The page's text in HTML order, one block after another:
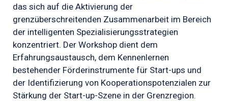
das sich auf die Aktivierung der
grenzüberschreitenden Zusammenarbeit im Bereich
der intelligenten Spezialisierungsstrategien
konzentriert. Der Workshop dient dem
Erfahrungsaustausch, dem Kennenlernen
bestehender Förderinstrumente für Start-ups und
der Identifizierung von Kooperationspotenzialen zur
Stärkung der Start-up-Szene in der Grenzregion.